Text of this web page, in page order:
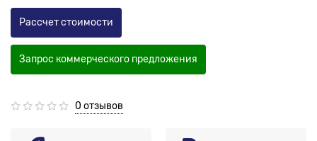
Рассчет стоимости
Запрос коммерческого предложения
0 отзывов